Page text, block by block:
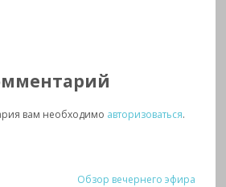
вам необходимо авторизоваться.
Обзор вечернего эфира